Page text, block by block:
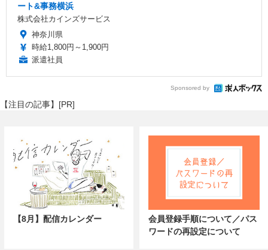
ート&事務横浜
株式会社カインズサービス
神奈川県
時給1,800円～1,900円
派遣社員
Sponsored by
【注目の記事】[PR]
【8月】配信カレンダー
会員登録手順について／パス
ワードの再設定について